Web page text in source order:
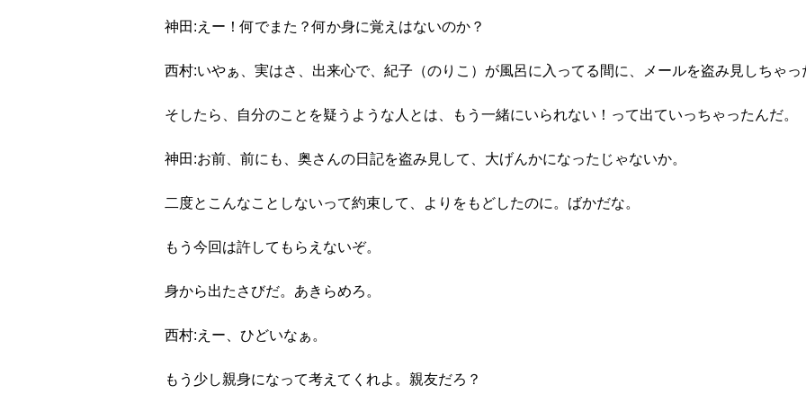
神田:えー！何でまた？何か身に覚えはないのか？
西村:いやぁ、実はさ、出来心で、紀子（のりこ）が風呂に入ってる間に、メールを盗み見しちゃっ
そしたら、自分のことを疑うような人とは、もう一緒にいられない！って出ていっちゃったんだ。
神田:お前、前にも、奥さんの日記を盗み見して、大げんかになったじゃないか。
二度とこんなことしないって約束して、よりをもどしたのに。ばかだな。
もう今回は許してもらえないぞ。
身から出たさびだ。あきらめろ。
西村:えー、ひどいなぁ。
もう少し親身になって考えてくれよ。親友だろ？